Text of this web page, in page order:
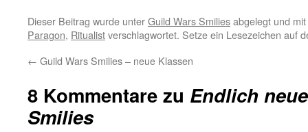
Dieser Beitrag wurde unterGuild Wars Smiliesabgelegt und mit
Paragon, Ritualistverschlagwortet. Setze ein Lesezeichen auf
← Guild Wars Smilies – neue Klassen
8 Kommentare zu Endlich
Smilies